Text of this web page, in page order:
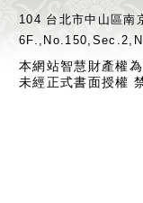
104 台北市中山區
本網站智慧財產權
未經正式書面授權